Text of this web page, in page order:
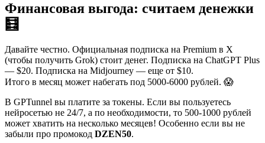
Финансовая выгода: считаем денежки
🧮
Давайте честно. Официальная подписка на Premium в X
(чтобы получить Grok) стоит денег. Подписка на ChatGPT Plus
— $20. Подписка на Midjourney — еще от $10.
Итого в месяц может набегать под 5000-6000 рублей. 😱
В GPTunnel вы платите за токены. Если вы пользуетесь
нейросетью не 24/7, а по необходимости, то 500-1000 рублей
может хватить на несколько месяцев! Особенно если вы не
забыли про промокод DZEN50.